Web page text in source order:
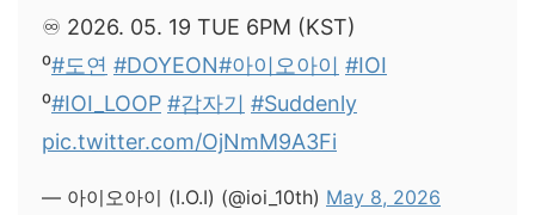
♾️ 2026. 05. 19 TUE 6PM (KST)
⁰#도연 #DOYEON#아이오아이 #IOI
⁰#IOI_LOOP #갑자기 #Suddenly
pic.twitter.com/OjNmM9A3Fi
— 아이오아이 (I.O.I) (@ioi_10th) May 8, 2026